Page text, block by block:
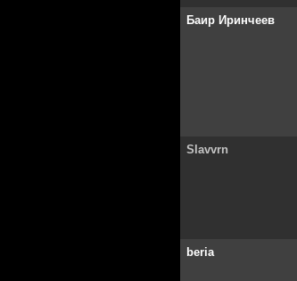
Баир Иринчеев
Slavvrn
beria